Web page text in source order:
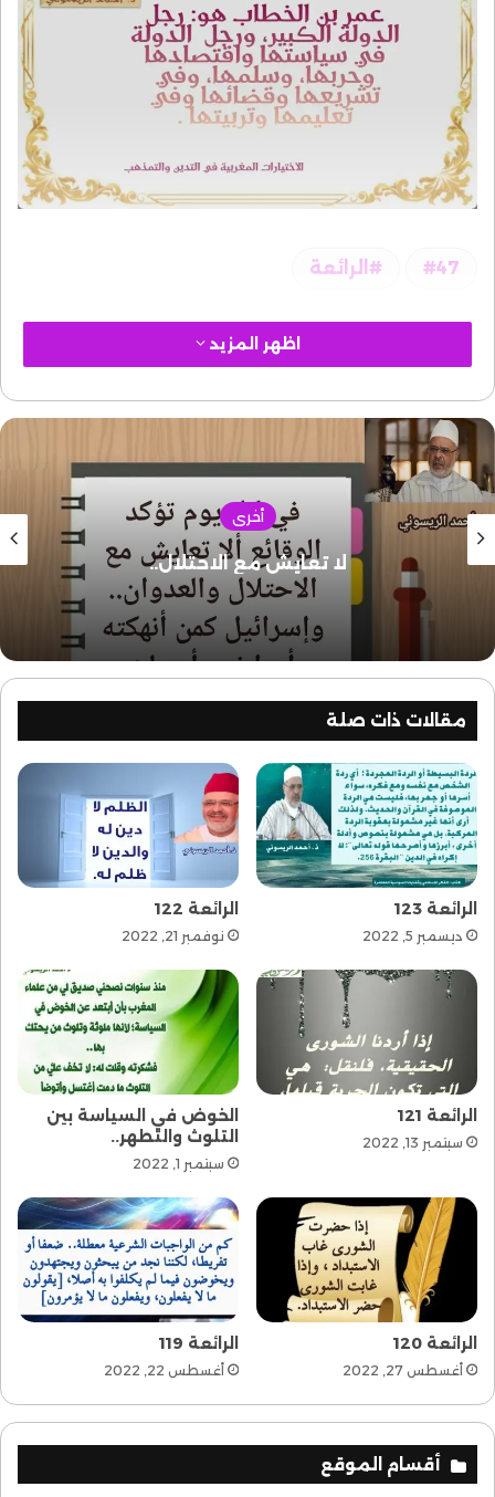
47 الرائعة
اظهر المزيد
أخرى
لا تعايش مع الاحتلال..
مقالات ذات صلة
الرائعة 123
ديسمبر 5, 2022
الرائعة 122
نوفمبر 21, 2022
الرائعة 121
سبتمبر 13, 2022
الخوض في السياسة بين
التلوث والتطهر..
سبتمبر 1, 2022
الرائعة 120
أغسطس 27, 2022
الرائعة 119
أغسطس 22, 2022
أقسام الموقع